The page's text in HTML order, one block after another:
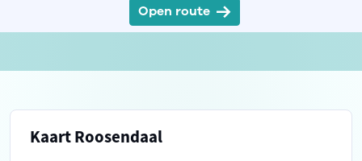
Open route
Kaart Roosendaal